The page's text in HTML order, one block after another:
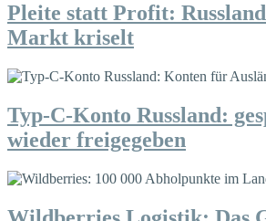
Pleite statt Profit:
Markt kriselt
Typ-C-Konto Russland:
wieder freigegeben